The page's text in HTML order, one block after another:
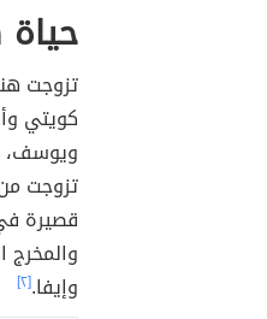
كويتي
ويوسف،
تزوجت
والمخرج
وإيفا.[٢]